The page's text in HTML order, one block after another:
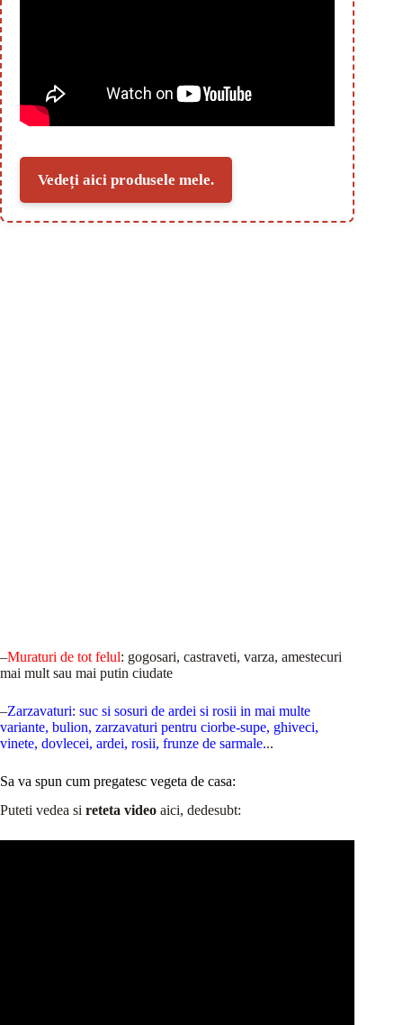
Vedeți aici produsele mele.
–Muraturi de tot felul: gogosari, castraveti, varza, amestecuri
mai mult sau mai putin ciudate
–Zarzavaturi: suc si sosuri de ardei si rosii in mai multe
variante, bulion, zarzavaturi pentru ciorbe-supe, ghiveci,
vinete, dovlecei, ardei, rosii, frunze de sarmale...
Sa va spun cum pregatesc vegeta de casa:
Puteti vedea si reteta video aici, dedesubt: